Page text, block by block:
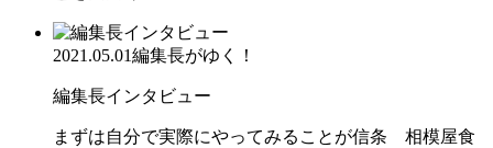
2021.05.01編集長がゆく！
編集長インタビュー
まずは自分で実際にやってみることが信条 相模屋食